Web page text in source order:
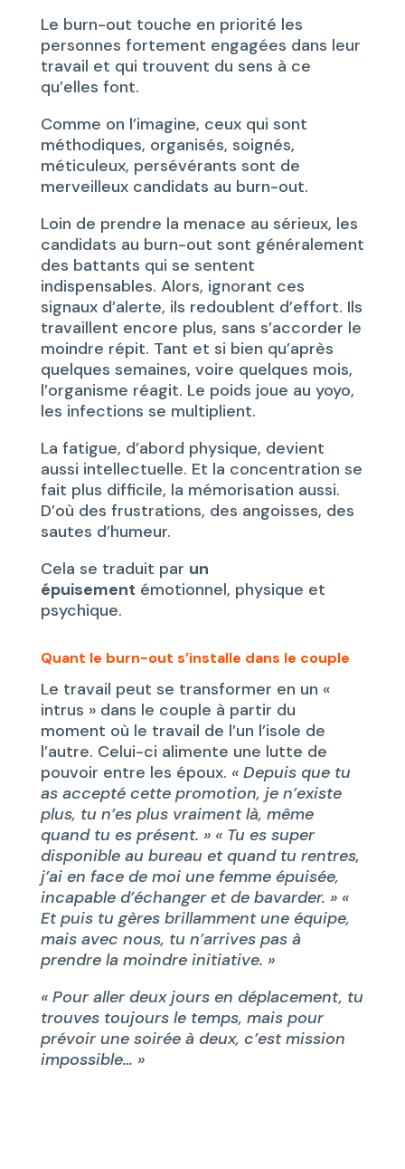
Le burn-out touche en priorité les
personnes fortement engagées dans leur
travail et qui trouvent du sens à ce
qu’elles font.
Comme on l’imagine, ceux qui sont
méthodiques, organisés, soignés,
méticuleux, persévérants sont de
merveilleux candidats au burn-out.
Loin de prendre la menace au sérieux, les
candidats au burn-out sont généralement
des battants qui se sentent
indispensables. Alors, ignorant ces
signaux d’alerte, ils redoublent d’effort. Ils
travaillent encore plus, sans s’accorder le
moindre répit. Tant et si bien qu’après
quelques semaines, voire quelques mois,
l’organisme réagit. Le poids joue au yoyo,
les infections se multiplient.
La fatigue, d’abord physique, devient
aussi intellectuelle. Et la concentration se
fait plus difficile, la mémorisation aussi.
D’où des frustrations, des angoisses, des
sautes d’humeur.
Cela se traduit par un
épuisement émotionnel, physique et
psychique.
Quant le burn-out s’installe dans le couple
Le travail peut se transformer en un «
intrus » dans le couple à partir du
moment où le travail de l’un l’isole de
l’autre. Celui-ci alimente une lutte de
pouvoir entre les époux. « Depuis que tu
as accepté cette promotion, je n’existe
plus, tu n’es plus vraiment là, même
quand tu es présent. » « Tu es super
disponible au bureau et quand tu rentres,
j’ai en face de moi une femme épuisée,
incapable d’échanger et de bavarder. » «
Et puis tu gères brillamment une équipe,
mais avec nous, tu n’arrives pas à
prendre la moindre initiative. »
« Pour aller deux jours en déplacement, tu
trouves toujours le temps, mais pour
prévoir une soirée à deux, c’est mission
impossible… »